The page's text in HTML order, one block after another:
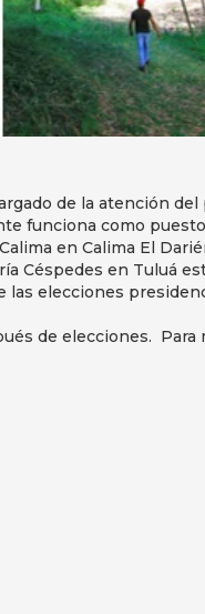
de la atención del
funciona como
en Calima El
Céspedes en Tuluá
elecciones
de elecciones. Para